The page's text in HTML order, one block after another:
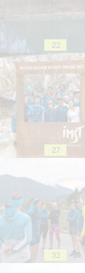
22
27
32